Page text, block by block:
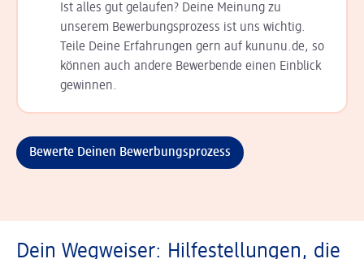
Ist alles gut gelaufen? Deine Meinung zu
unserem Bewerbungsprozess ist uns wichtig.
Teile Deine Erfahrungen gern auf kununu.de, so
können auch andere Bewerbende einen Einblick
gewinnen.
Bewerte Deinen Bewerbungsprozess
Dein Wegweiser: Hilfestellungen, die